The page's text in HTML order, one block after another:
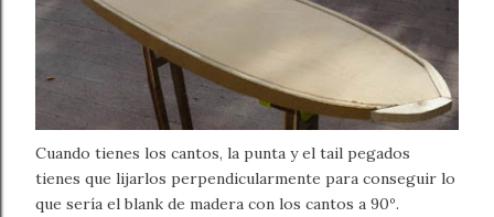
Cuando tienes los cantos, la punta y el tail pegados
tienes que lijarlos perpendicularmente para conseguir lo
que sería el blank de madera con los cantos a 90º.